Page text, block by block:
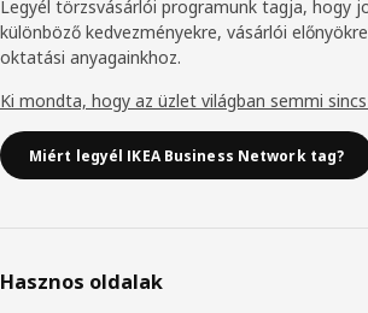
Legyél törzsvásárlói programunk tagja, hogy
különböző kedvezményekre, vásárlói
oktatási anyagainkhoz.
Ki mondta, hogy az üzlet világban semmi
Miért legyél IKEA Business Network tag?
Hasznos oldalak